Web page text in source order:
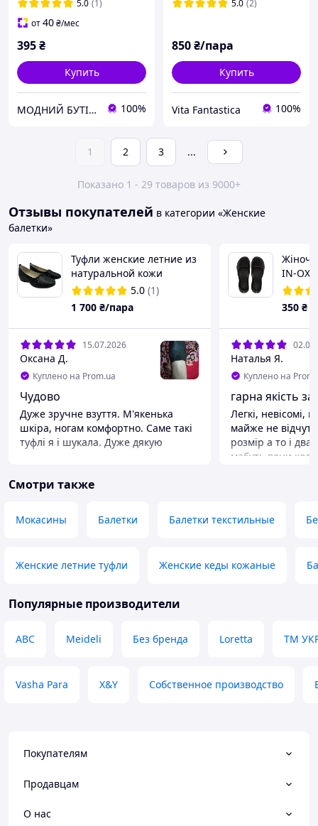
5.0 (1)
от40₴/мес
395₴
Купить
МОДНИЙ БУТІК жіноче взуття, сумки, гаманці, біжутерія, купальники, рюкзаки, куртки жіночі 100%
5.0 (2)
850₴/пара
Купить
Vita Fantastica 100%
1 2 3 ...
Показано 1 - 29 товаров из 9000+
Отзывы покупателей в категории «Женские
балетки»
Туфли женские летние из
натуральной кожи
черного цвета на
танкетке 3 см, с резинкой
на широкую ногу
5.0 (1)
1 700 ₴/пара
15.07.2026
Оксана Д.
Куплено на Prom.ua
Чудово
Дуже зручне взуття. М'якенька
шкіра, ногам комфортно. Саме такі
туфлі я і шукала. Дуже дякую
Недостатки
Жіночі
IN-OX
350 ₴
Наталья Я.
Куплено на
гарна якість за
Легкі, невісомі,
майже не відчутні! краще
розмір а то і два
мабуть вони
гарна якість,
Смотри также
Мокасины Балетки Балетки текстильные
Женские летние туфли Женские кеды кожаные
Популярные производители
ABC Meideli Без бренда Loretta ТМ
Vasha Para X&Y Собственное производство
Покупателям
Продавцам
О нас